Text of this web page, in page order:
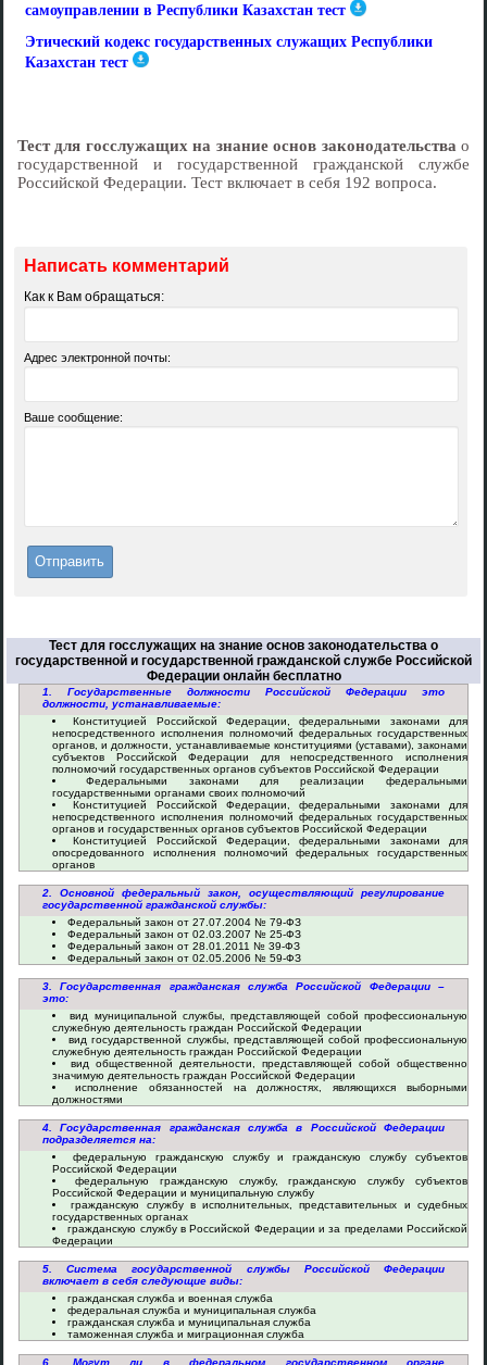
самоуправлении в Республики Казахстан тест
Этический кодекс государственных служащих Республики
Казахстан тест
Тест для госслужащих на знание основ законодательства о
государственной и государственной гражданской службе
Российской Федерации. Тест включает в себя 192 вопроса.
Написать комментарий
Как к Вам обращаться:
Адрес электронной почты:
Ваше сообщение:
Тест для госслужащих на знание основ законодательства о
государственной и государственной гражданской службе Российской
Федерации онлайн бесплатно
1. Государственные должности Российской Федерации это
должности, устанавливаемые:
Конституцией Российской Федерации, федеральными законами для
непосредственного исполнения полномочий федеральных государственных
органов, и должности, устанавливаемые конституциями (уставами), законами
субъектов Российской Федерации для непосредственного исполнения
полномочий государственных органов субъектов Российской Федерации
Федеральными законами для реализации федеральными
государственными органами своих полномочий
Конституцией Российской Федерации, федеральными законами для
непосредственного исполнения полномочий федеральных государственных
органов и государственных органов субъектов Российской Федерации
Конституцией Российской Федерации, федеральными законами для
опосредованного исполнения полномочий федеральных государственных
органов
2. Основной федеральный закон, осуществляющий регулирование
государственной гражданской службы:
Федеральный закон от 27.07.2004 № 79-ФЗ
Федеральный закон от 02.03.2007 № 25-ФЗ
Федеральный закон от 28.01.2011 № 39-ФЗ
Федеральный закон от 02.05.2006 № 59-ФЗ
3. Государственная гражданская служба Российской Федерации –
это:
вид муниципальной службы, представляющей собой профессиональную
служебную деятельность граждан Российской Федерации
вид государственной службы, представляющей собой профессиональную
служебную деятельность граждан Российской Федерации
вид общественной деятельности, представляющей собой общественно
значимую деятельность граждан Российской Федерации
исполнение обязанностей на должностях, являющихся выборными
должностями
4. Государственная гражданская служба в Российской Федерации
подразделяется на:
федеральную гражданскую службу и гражданскую службу субъектов
Российской Федерации
федеральную гражданскую службу, гражданскую службу субъектов
Российской Федерации и муниципальную службу
гражданскую службу в исполнительных, представительных и судебных
государственных органах
гражданскую службу в Российской Федерации и за пределами Российской
Федерации
5. Система государственной службы Российской Федерации
включает в себя следующие виды:
гражданская служба и военная служба
федеральная служба и муниципальная служба
гражданская служба и муниципальная служба
таможенная служба и миграционная служба
6. Могут ли в федеральном государственном органе